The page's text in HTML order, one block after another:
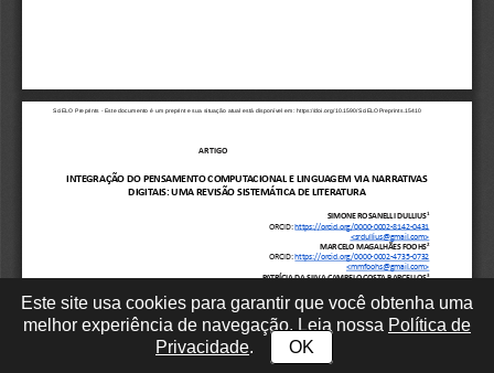
Este site usa cookies para garantir que você obtenha uma
melhor experiência de navegação. Leia nossa Política de
Privacidade. OK